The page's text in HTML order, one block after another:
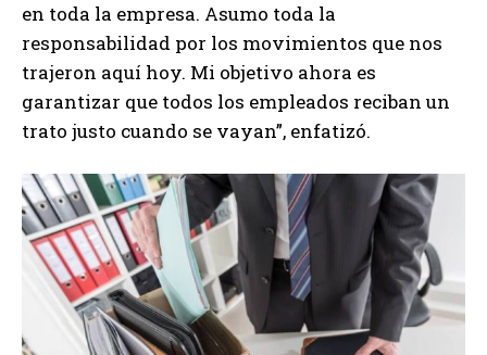
en toda la empresa. Asumo toda la
responsabilidad por los movimientos que nos
trajeron aquí hoy. Mi objetivo ahora es
garantizar que todos los empleados reciban un
trato justo cuando se vayan”, enfatizó.